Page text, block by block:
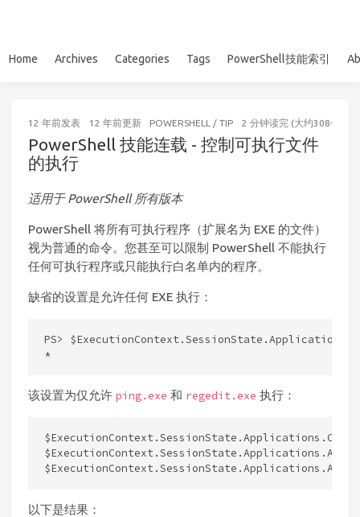
Home Archives Categories Tags PowerShell技能索引
12 年前发表 12 年前更新 POWERSHELL / TIP 2 分钟读完 (大约308个字)
PowerShell 技能连载 - 控制可执行文件
的执行
适用于 PowerShell 所有版本
PowerShell 将所有可执行程序（扩展名为 EXE 的文件）
视为普通的命令。您甚至可以限制 PowerShell 不能执行
任何可执行程序或只能执行白名单内的程序。
缺省的设置是允许任何 EXE 执行：
PS> $ExecutionContext.SessionState.Applications
*
该设置为仅允许 ping.exe 和 regedit.exe 执行：
以下是结果：